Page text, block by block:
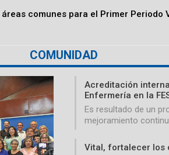
comunes para el Primer Periodo
COMUNIDAD
Acreditación
Enfermería en la
Es resultado de un
mejoramiento
Vital, fortalecer los